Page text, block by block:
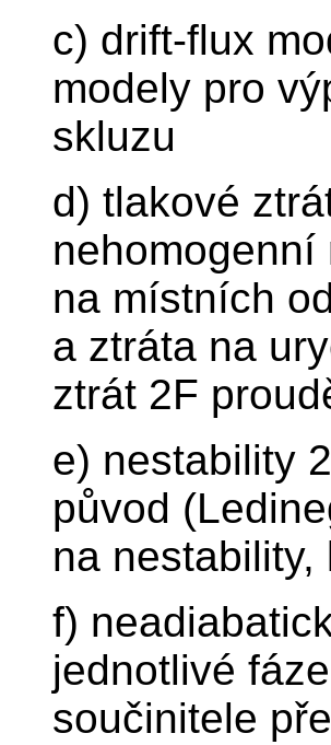
c) drift-flux
modely pro
skluzu
d) tlakové
na místních
a ztráta na
ztrát 2F
e) nestability
původ
na
f)
jednotlivé
součinitele